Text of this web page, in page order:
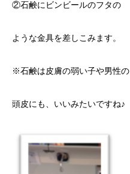
②石鹸にビンビールのフタの
ような金具を差しこみます。
※石鹸は皮膚の弱い子や男性の
頭皮にも 、いいみたいですね♪